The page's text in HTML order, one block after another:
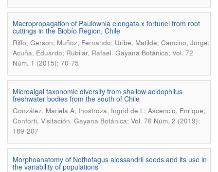
Macropropagation of Paulownia elongata x fortunei from root
cuttings in the Biobío Region, Chile
Riffo, Gerson; Muñoz, Fernando; Uribe, Matilde; Cancino, Jorge;
Acuña, Eduardo; Rubilar, Rafael. Gayana Botánica; Vol. 72
Núm. 1 (2015); 70-75
Microalgal taxonomic diversity from shallow acidophilus
freshwater bodies from the south of Chile
González, Mariela A; Inostroza, Ingrid de L; Ascencio, Enrique;
Conforti, Visitación. Gayana Botánica; Vol. 76 Núm. 2 (2019);
189-207
Morphoanatomy of Nothofagus alessandrii seeds and its use in
the variability of populations